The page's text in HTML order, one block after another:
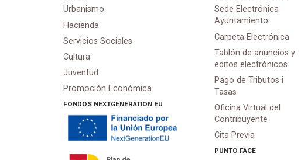
Urbanismo
Hacienda
Servicios Sociales
Cultura
Juventud
Promoción Económica
FONDOS NEXTGENERATION EU
Sede Electrónica
Ayuntamiento
Carpeta Electrónica
Tablón de anuncios y
editos electrónicos
Pago de Tributos i
Tasas
Oficina Virtual del
Contribuyente
Cita Previa
PUNTO FACE